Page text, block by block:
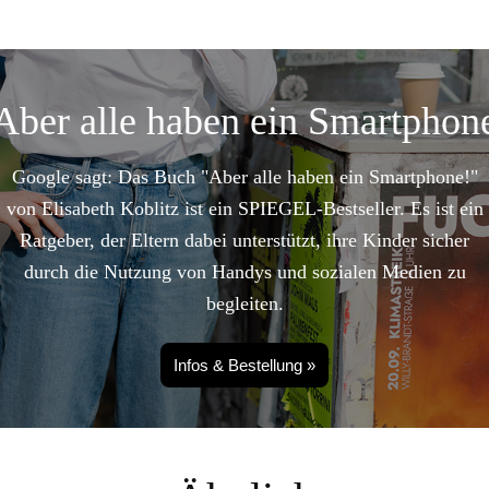
alle haben ein
Google sagt: Das Buch "Aber alle haben ein Smartphone!"
von Elisabeth Koblitz ist ein SPIEGEL-Bestseller. Es ist ein
Ratgeber, der Eltern dabei unterstützt, ihre Kinder sicher
durch die Nutzung von Handys und sozialen Medien zu
begleiten.
Infos & Bestellung »